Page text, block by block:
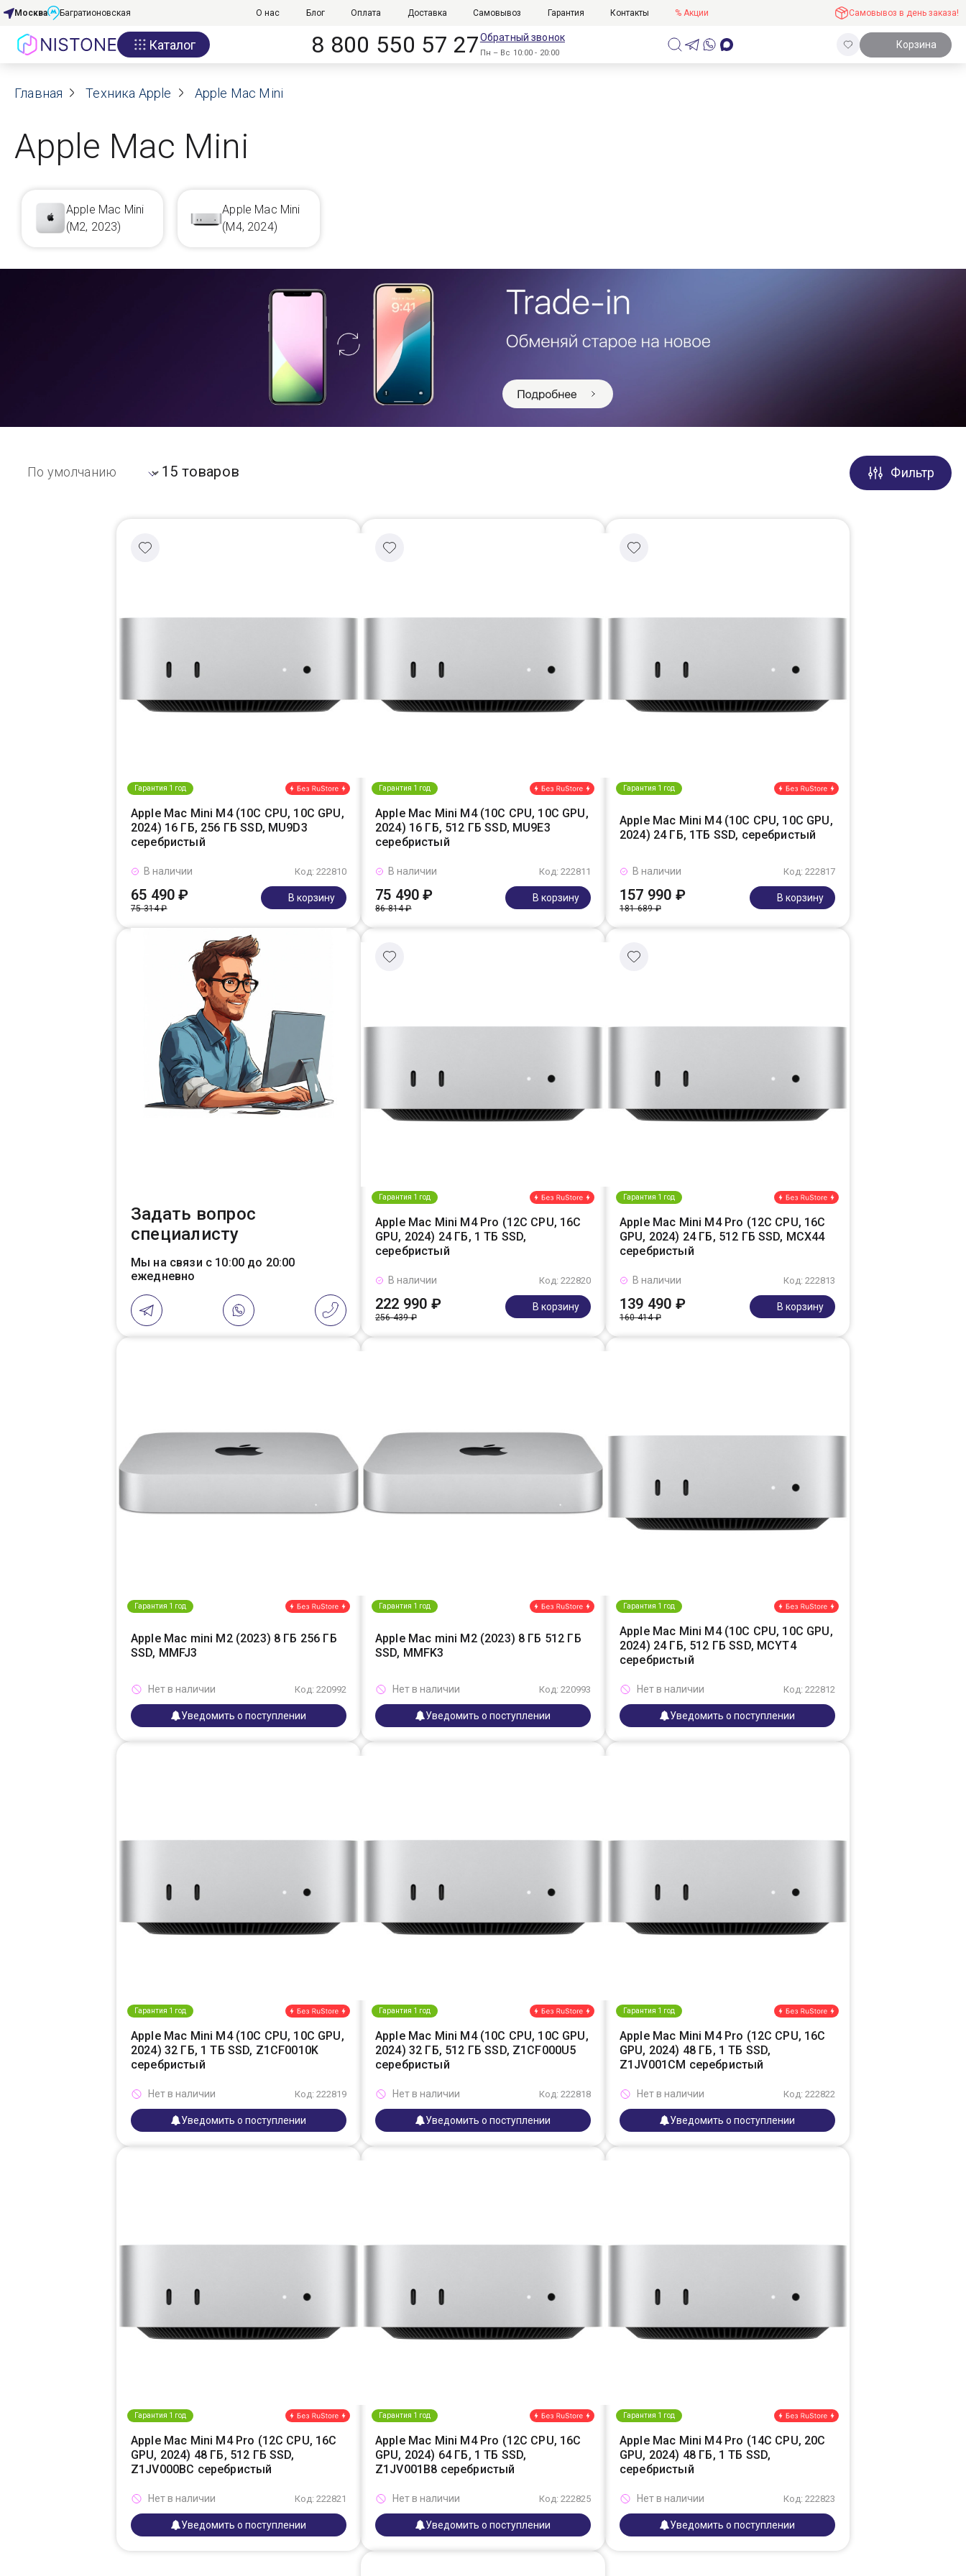
Акции
О нас
Блог
Договор оферты
Реквизиты
Москва Багратионовская О нас Блог Оплата Доставка Самовывоз Гарантия Контакты % Акции Самовывоз в день заказа!
Каталог 8 800 550 57 27Обратный звонок
Пн – Вс 10:00 - 20:00
Корзина
Главная Техника Apple Apple Mac Mini
Apple Mac Mini
Apple Mac Mini
(M2, 2023)
Apple Mac Mini
(M4, 2024)
15 товаров Фильтр
Гарантия 1 год
Apple Mac Mini M4 (10C CPU, 10C GPU,
2024) 16 ГБ, 256 ГБ SSD, MU9D3
серебристый
Код: 222810
В наличии
65 490 ₽
75 314 ₽
В корзину
Гарантия 1 год
Apple Mac Mini M4 (10C CPU, 10C GPU,
2024) 16 ГБ, 512 ГБ SSD, MU9E3
серебристый
Код: 222811
В наличии
75 490 ₽
86 814 ₽
В корзину
Гарантия 1 год
Apple Mac Mini M4 (10C CPU, 10C GPU,
2024) 24 ГБ, 1ТБ SSD, серебристый
Код: 222817
В наличии
157 990 ₽
181 689 ₽
В корзину
Задать вопрос
специалисту
Мы на связи с 10:00 до 20:00
ежедневно
Гарантия 1 год
Apple Mac Mini M4 Pro (12C CPU, 16C
GPU, 2024) 24 ГБ, 1 ТБ SSD,
серебристый
Код: 222820
В наличии
222 990 ₽
256 439 ₽
В корзину
Гарантия 1 год
Apple Mac Mini M4 Pro (12C CPU, 16C
GPU, 2024) 24 ГБ, 512 ГБ SSD, MCX44
серебристый
Код: 222813
В наличии
139 490 ₽
160 414 ₽
В корзину
Гарантия 1 год
Apple Mac mini M2 (2023) 8 ГБ 256 ГБ
SSD, MMFJ3
Код: 220992
Нет в наличии
Уведомить о поступлении
Гарантия 1 год
Apple Mac mini M2 (2023) 8 ГБ 512 ГБ
SSD, MMFK3
Код: 220993
Нет в наличии
Уведомить о поступлении
Гарантия 1 год
Apple Mac Mini M4 (10C CPU, 10C GPU,
2024) 24 ГБ, 512 ГБ SSD, MCYT4
серебристый
Код: 222812
Нет в наличии
Уведомить о поступлении
Гарантия 1 год
Apple Mac Mini M4 (10C CPU, 10C GPU,
2024) 32 ГБ, 1 ТБ SSD, Z1CF0010K
серебристый
Код: 222819
Нет в наличии
Уведомить о поступлении
Гарантия 1 год
Apple Mac Mini M4 (10C CPU, 10C GPU,
2024) 32 ГБ, 512 ГБ SSD, Z1CF000U5
серебристый
Код: 222818
Нет в наличии
Уведомить о поступлении
Гарантия 1 год
Apple Mac Mini M4 Pro (12C CPU, 16C
GPU, 2024) 48 ГБ, 1 ТБ SSD,
Z1JV001CM серебристый
Код: 222822
Нет в наличии
Уведомить о поступлении
Гарантия 1 год
Apple Mac Mini M4 Pro (12C CPU, 16C
GPU, 2024) 48 ГБ, 512 ГБ SSD,
Z1JV000BC серебристый
Код: 222821
Нет в наличии
Уведомить о поступлении
Гарантия 1 год
Apple Mac Mini M4 Pro (12C CPU, 16C
GPU, 2024) 64 ГБ, 1 ТБ SSD,
Z1JV001B8 серебристый
Код: 222825
Нет в наличии
Уведомить о поступлении
Гарантия 1 год
Apple Mac Mini M4 Pro (14C CPU, 20C
GPU, 2024) 48 ГБ, 1 ТБ SSD,
серебристый
Код: 222823
Нет в наличии
Уведомить о поступлении